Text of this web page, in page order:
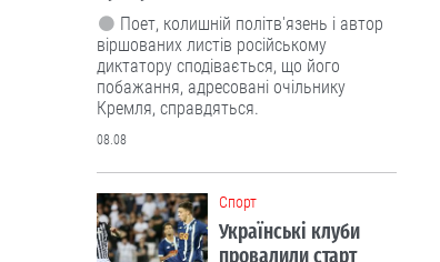
Поет, колишній політв'язень і автор
віршованих листів російському
диктатору сподівається, що його
побажання, адресовані очільнику
Кремля, справдяться.
08.08
Cпорт
Українські клуби
провалили старт